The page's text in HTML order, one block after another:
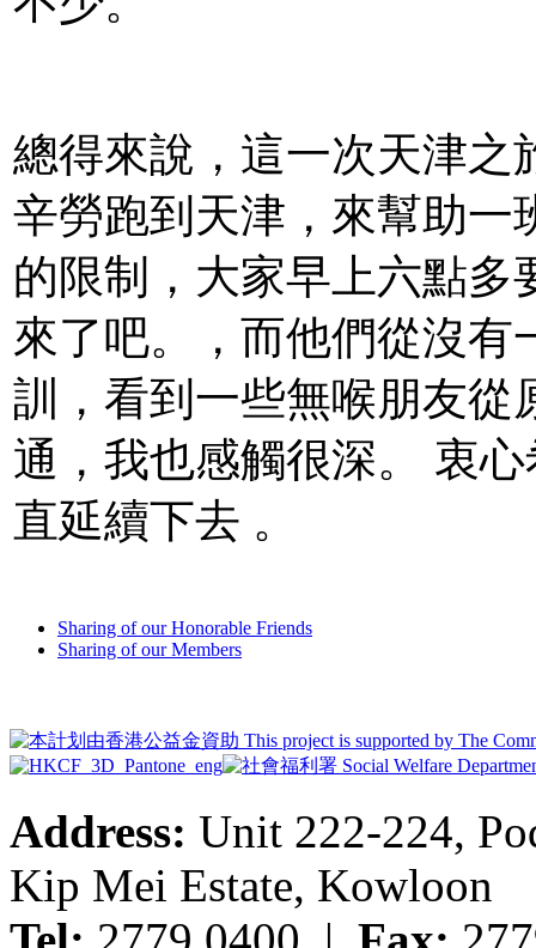
總得來說，這一次天津之
辛勞跑到天津，來幫助一
的限制，大家早上六點多
來了吧。，而他們從沒有
訓，看到一些無喉朋友從
通，我也感觸很深。 衷
直延續下去 。
Sharing of our Honorable Friends
Sharing of our Members
Address: Unit 222-224,
Kip Mei Estate, Kowloon